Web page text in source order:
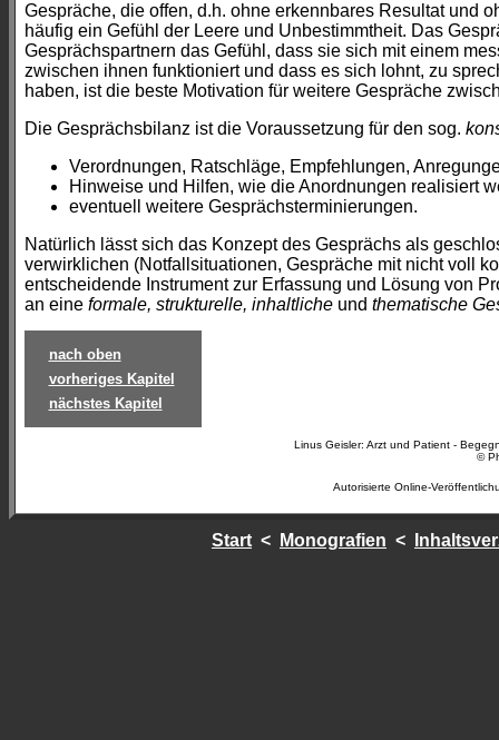
Gespräche, die offen, d.h. ohne erkennbares Resultat und
häufig ein Gefühl der Leere und Unbestimmtheit. Das
Gesprächspartnern das Gefühl, dass sie sich mit einem
zwischen ihnen funktioniert und dass es sich lohnt, zu
haben, ist die beste Motivation für weitere Gespräche
Die Gesprächsbilanz ist die Voraussetzung für den sog.
Verordnungen, Ratschläge, Empfehlungen,
Hinweise und Hilfen, wie die Anordnungen realisiert
eventuell weitere Gesprächsterminierungen.
Natürlich lässt sich das Konzept des Gesprächs als
verwirklichen (Notfallsituationen, Gespräche mit nicht voll
entscheidende Instrument zur Erfassung und Lösung von
an eine formale, strukturelle, inhaltliche und thematische
nach oben
vorheriges Kapitel
nächstes Kapitel
Linus Geisler: Arzt und Patient -
©
Autorisierte Online-
Start < Monografien <